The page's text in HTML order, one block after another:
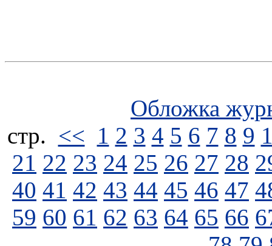
Обложка
стp. << 1 2 3 4 5 6 7 8 9
21 22 23 24 25 26 27 28
40 41 42 43 44 45 46 47
59 60 61 62 63 64 65 66